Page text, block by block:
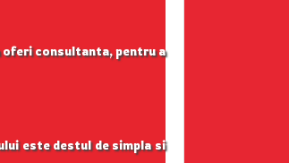
oferi consultanta, pentru a
este destul de simpla si